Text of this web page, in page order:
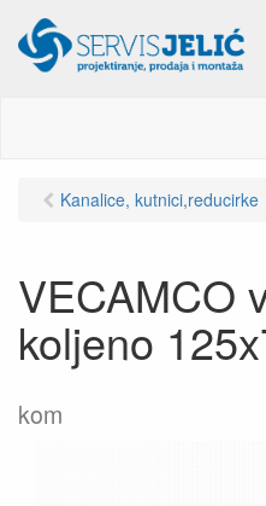
Kanalice, kutnici,reducirke
VECAMCO
koljeno
kom